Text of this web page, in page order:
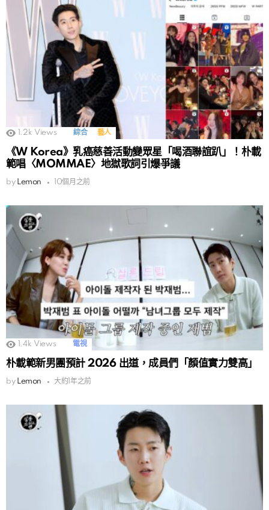
1.2k Views 綜合 藝人
《W Korea》乳癌慈善活動變眾星「喝酒聯誼趴」！朴載
範唱〈MOMMAE〉地獄歌詞引爆爭議
by Lemon 10個月之前
1.4k Views 電視
朴載範新男團預計 2026 出道，成員們「顏值實力雙高」
by Lemon 大約1年之前